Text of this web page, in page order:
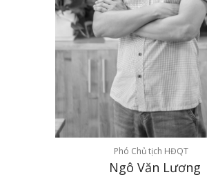
Phó Chủ tịch HĐQT
Ngô Văn Lương